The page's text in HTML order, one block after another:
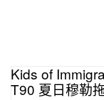
Kids of
T90 夏日穆勒